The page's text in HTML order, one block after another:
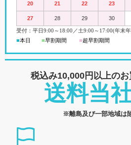
20 21 22 23
27 28 29 30
受付：平日9:00 ～18:00 ／ 土9:00 ～ 17:00(年末
■本日 ■早割期間 ■超早割期間
税込み10,000円以上のお
送料当
※離島及び一部地域は